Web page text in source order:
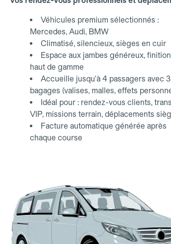
Véhicules premium sélectionnés :
Mercedes, Audi, BMW
Climatisé, silencieux, sièges en cuir
Espace aux jambes généreux,
haut de gamme
Accueille jusqu'à 4 passagers avec 3
bagages (valises, malles, effets
Idéal pour : rendez-vous clients,
VIP, missions terrain, déplacements
Facture automatique générée après
chaque course